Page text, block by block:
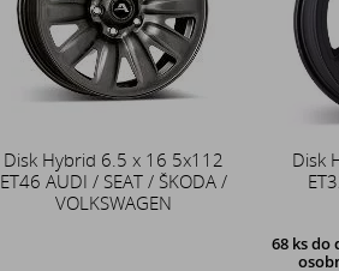
Disk Hybrid 6.5 x 16 5x112
ET46 AUDI / SEAT / ŠKODA /
VOLKSWAGEN
Disk
68 ks do